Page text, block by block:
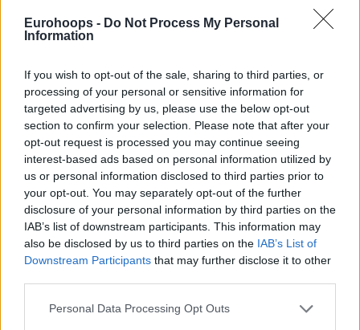
Eurohoops - Do Not Process My Personal
Information
If you wish to opt-out of the sale, sharing to third parties, or
processing of your personal or sensitive information for
targeted advertising by us, please use the below opt-out
section to confirm your selection. Please note that after your
opt-out request is processed you may continue seeing
interest-based ads based on personal information utilized by
us or personal information disclosed to third parties prior to
your opt-out. You may separately opt-out of the further
disclosure of your personal information by third parties on the
IAB’s list of downstream participants. This information may
also be disclosed by us to third parties on the IAB’s List of
Downstream Participants that may further disclose it to other
Please note that this website/app uses one or more Google
Personal Data Processing Opt Outs
Της Eurohoops Team / info@eurohoops.net
ΤοΝΒΑείναι συνυφασμένο εδώ και δεκαετίες με την
hop κουλτούραστις Η.Π.Α., όμως δεν ήταν αυτός ο λόγος
που οΙσορροπιστήςλάτρεψε την αμερικανική Λίγκα και
γενικότερα το μπάσκετ.
Ο διάσημος ράπερ εξηγεί στους Γιώργο Αδαμόπουλο και
Βαγγέλη Παπαδημητρίου το μπασκετικό και μουσικό
υπόβαθρό του, στο πιο ιδιαίτερο επεισόδιο του NBAHoops
Podcast!
Ισορροπιστή, a.k.a. Νικόλα Παυλίδη